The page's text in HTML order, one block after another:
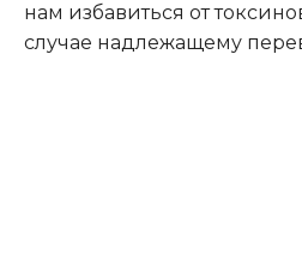
нам избавиться от
случае надлежащему